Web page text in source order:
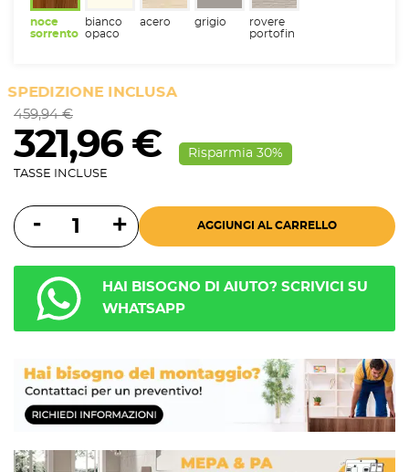
noce
sorrento
bianco
opaco
acero grigio
rovere
portofin
SPEDIZIONE INCLUSA
459,94 €
321,96 € Risparmia 30%
TASSE INCLUSE
AGGIUNGI AL CARRELLO
HAI BISOGNO DI AIUTO? SCRIVICI SU
WHATSAPP